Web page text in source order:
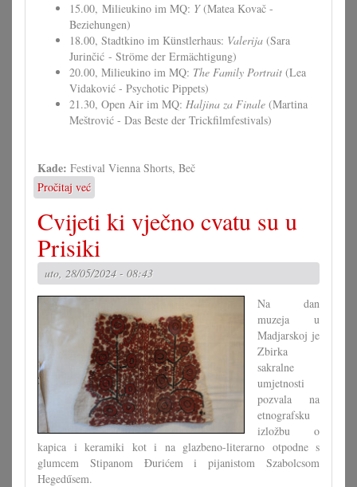
15.00, Milieukino im MQ: Y(Matea Kovač -
Beziehungen)
18.00, Stadtkino im Künstlerhaus: Valerija (Sara
Jurinčić - Ströme der Ermächtigung)
20.00, Milieukino im MQ: The Family Portrait (Lea
Vidaković - Psychotic Pippets)
21.30, Open Air im MQ: Haljina za Finale (Martina
Meštrović - Das Beste der Trickfilmfestivals)
Kade: Festival Vienna Shorts, Beč
Pročitaj već
Hrvatski
filmi
pri
festivalu
"Vienna
Shorts"
Cvijeti ki vječno cvatu su u
Prisiki
uto, 28/05/2024 - 08:43
Na dan
muzeja u
Madjarskoj je
Zbirka
sakralne
umjetnosti
pozvala na
etnografsku
izložbu o
kapica i keramiki kot i na glazbeno-literarno otpodne s
glumcem Stipanom Đurićem i pijanistom Szabolcsom
Hegedűsem.